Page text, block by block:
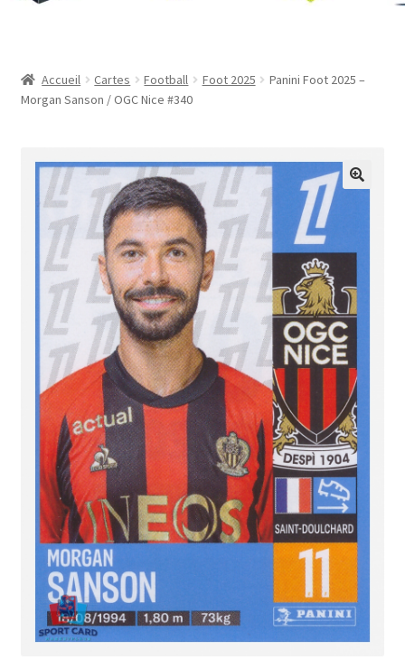
Mon compte
Panier
Validation de la commande
Accueil Cartes Football Foot 2025
Panini Foot 2025 –
Morgan Sanson / OGC Nice #340